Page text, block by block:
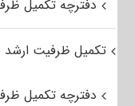
دفترچه تکمیل ظرفیت
تکمیل ظرفیت ارشد
دفترچه تکمیل